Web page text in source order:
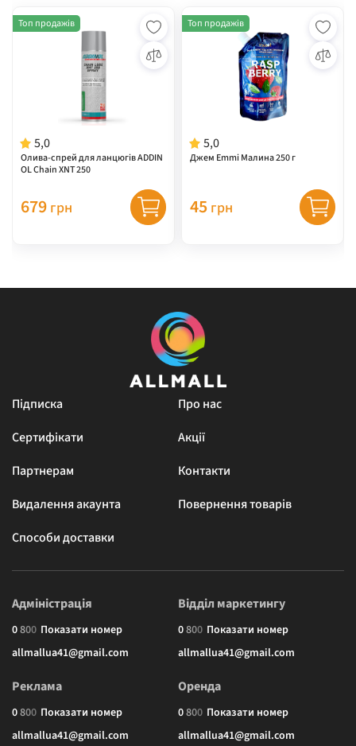
5,0
Олива-спрей для ланцюгів ADDIN
OL Chain XNT 250
Топ продажів
679 грн
5,0
Джем Emmi Малина 250 г
Топ продажів
45 грн
Підписка
Про нас
Сертифікати
Акції
Партнерам
Контакти
Видалення акаунта
Повернення товарів
Способи доставки
Адміністрація
0800 Показати номер
allmallua41@gmail.com
Відділ маркетингу
0800 Показати номер
allmallua41@gmail.com
Реклама
0800 Показати номер
allmallua41@gmail.com
Оренда
0800 Показати номер
allmallua41@gmail.com